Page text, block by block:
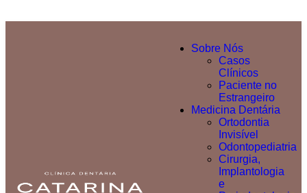
Sobre Nós
Casos
Clínicos
Paciente no
Estrangeiro
Medicina Dentária
Ortodontia
Invisível
Odontopediatria
Cirurgia,
Implantologia
e